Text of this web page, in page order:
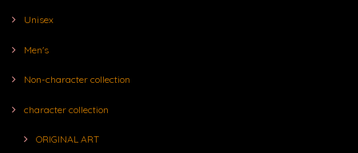
Unisex
Men's
Non-character collection
character collection
ORIGINAL ART